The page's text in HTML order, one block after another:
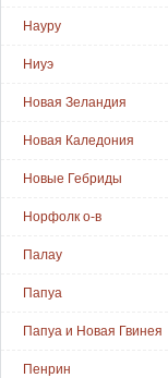
Науру
Ниуэ
Новая Зеландия
Новая Каледония
Новые Гебриды
Норфолк о-в
Палау
Папуа
Папуа и Новая Гвинея
Пенрин